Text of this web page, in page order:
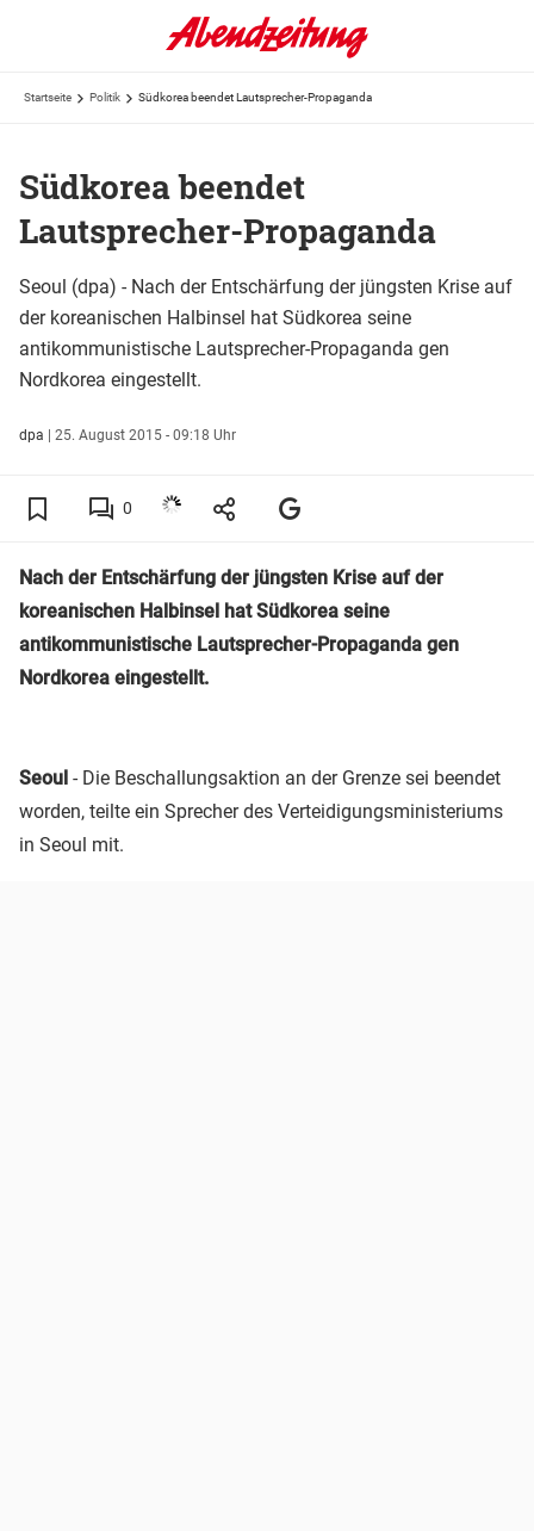
Startseite Politik Südkorea beendet Lautsprecher-Propaganda
Südkorea beendet
Lautsprecher-Propaganda
Seoul (dpa) - Nach der Entschärfung der jüngsten Krise auf
der koreanischen Halbinsel hat Südkorea seine
antikommunistische Lautsprecher-Propaganda gen
Nordkorea eingestellt.
dpa | 25. August 2015 - 09:18 Uhr
0
Nach der Entschärfung der jüngsten Krise auf der
koreanischen Halbinsel hat Südkorea seine
antikommunistische Lautsprecher-Propaganda gen
Nordkorea eingestellt.
Seoul - Die Beschallungsaktion an der Grenze sei beendet
worden, teilte ein Sprecher des Verteidigungsministeriums
in Seoul mit.